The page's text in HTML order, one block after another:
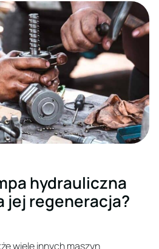
hydrauliczna
jej regeneracja?
wiele innych maszyn